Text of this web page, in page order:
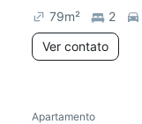
79m² 2
Ver contato
Apartamento